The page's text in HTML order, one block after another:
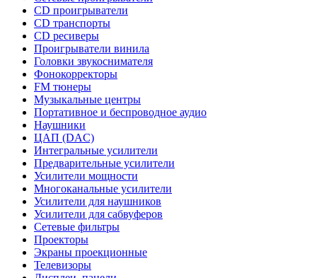
CD проигрыватели
CD транспорты
CD ресиверы
Проигрыватели винила
Головки звукоснимателя
Фонокорректоры
FM тюнеры
Музыкальные центры
Портативное и беспроводное аудио
Наушники
ЦАП (DAC)
Интегральные усилители
Предварительные усилители
Усилители мощности
Многоканальные усилители
Усилители для наушников
Усилители для сабвуферов
Сетевые фильтры
Проекторы
Экраны проекционные
Телевизоры